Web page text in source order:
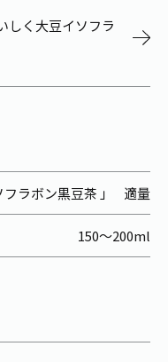
しく大豆イソフラ
ラボン黒豆茶 」 適量
150～200ml